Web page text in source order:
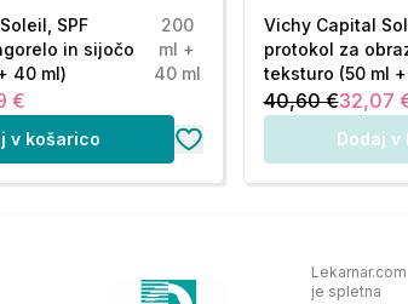
METHYLPROPANEDIOL, BIS-
CETEARYL ALCOHOL,
POTASSIUM CETYL
MYRISTATE, LAUROYL LYSINE,
C12-22 ALKYL METHACRYLATE
1,2-HEXANEDIOL, CAPRYLYL
SPHINGOMONAS FERMENT EXTRACT,
LINALOOL, CITRUS
SPF
in sijočo
40 ml)
200
ml +
40 ml
€
v košarico
Vichy Capital
protokol za
teksturo (50 ml
40,60 €32,07
Dodaj v
Lekarnar.com
je spletna